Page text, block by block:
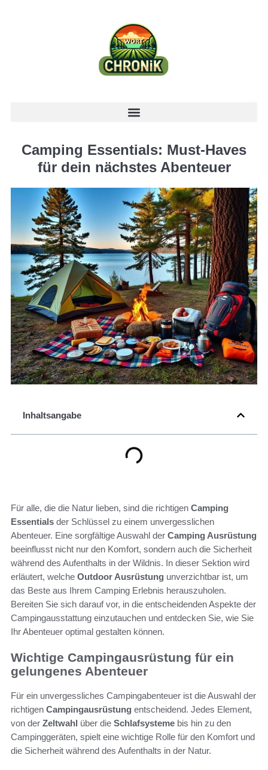
Camping Essentials: Must-Haves
für dein nächstes Abenteuer
Inhaltsangabe
Für alle, die die Natur lieben, sind die richtigen Camping
Essentials der Schlüssel zu einem unvergesslichen
Abenteuer. Eine sorgfältige Auswahl der Camping Ausrüstung
beeinflusst nicht nur den Komfort, sondern auch die Sicherheit
während des Aufenthalts in der Wildnis. In dieser Sektion wird
erläutert, welche Outdoor Ausrüstung unverzichtbar ist, um
das Beste aus Ihrem Camping Erlebnis herauszuholen.
Bereiten Sie sich darauf vor, in die entscheidenden Aspekte der
Campingausstattung einzutauchen und entdecken Sie, wie Sie
Ihr Abenteuer optimal gestalten können.
Wichtige Campingausrüstung für ein
gelungenes Abenteuer
Für ein unvergessliches Campingabenteuer ist die Auswahl der
richtigen Campingausrüstung entscheidend. Jedes Element,
von der Zeltwahl über die Schlafsysteme bis hin zu den
Campinggeräten, spielt eine wichtige Rolle für den Komfort und
die Sicherheit während des Aufenthalts in der Natur.